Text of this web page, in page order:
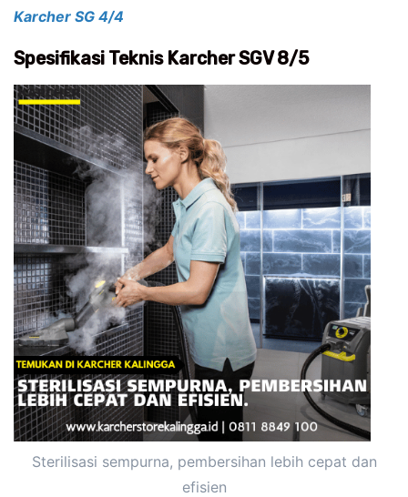
Karcher SG 4/4
Spesifikasi Teknis Karcher SGV 8/5
Sterilisasi sempurna, pembersihan lebih cepat dan
efisien